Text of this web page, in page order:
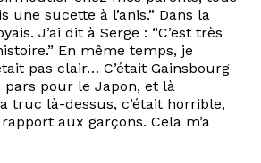
une sucette à l’anis.” Dans la
J’ai dit à Serge : “C’est très
En même temps, je
pas clair… C’était Gainsbourg
pour le Japon, et là
a truc là-dessus, c’était horrible,
aux garçons. Cela m’a